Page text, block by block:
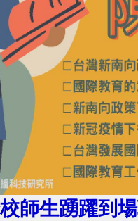
師生踴躍到